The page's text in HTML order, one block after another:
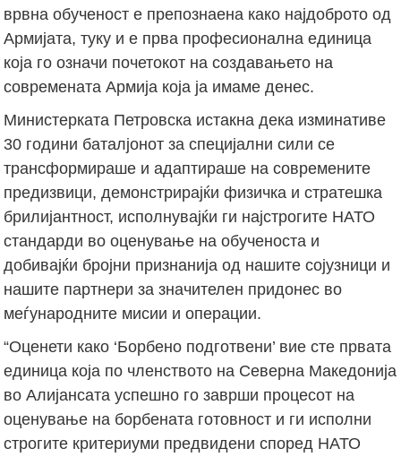
врвна обученост е препознаена како најдоброто од
Армијата, туку и е прва професионална единица
која го означи почетокот на создавањето на
современата Армија која ја имаме денес.
Министерката Петровска истакна дека изминативе
30 години баталјонот за специјални сили се
трансформираше и адаптираше на современите
предизвици, демонстрирајќи физичка и стратешка
брилијантност, исполнувајќи ги најстрогите НАТО
стандарди во оценување на обученоста и
добивајќи бројни признанија од нашите сојузници и
нашите партнери за значителен придонес во
меѓународните мисии и операции.
“Оценети како ‘Борбено подготвени’ вие сте првата
единица која по членството на Северна Македонија
во Алијансата успешно го заврши процесот на
оценување на борбената готовност и ги исполни
строгите критериуми предвидени според НАТО